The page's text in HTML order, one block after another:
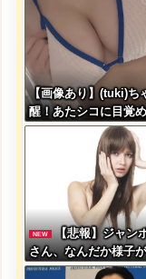
吐いてしまう・・・
【画像あり】(tuki)ち
醒！あたシコに目覚
ｗｗｗｗｗ
NEW
【悲報】ジャン
さん、なんだか様子
なってしまった結果